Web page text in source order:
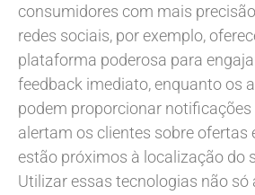
consumidores com mais
redes sociais, por exemplo,
plataforma poderosa para
feedback imediato, enquanto os
podem proporcionar
alertam os clientes sobre ofertas
estão próximos à localização do
Utilizar essas tecnologias não só